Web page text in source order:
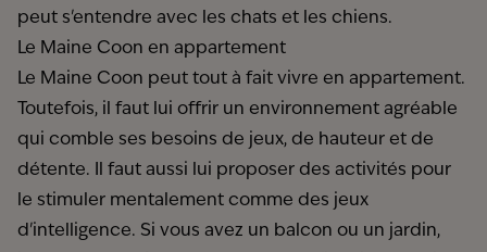
peut s'entendre avec les chats et les chiens.
Le Maine Coon en appartement
Le Maine Coon peut tout à fait vivre en appartement.
Toutefois, il faut lui offrir un environnement agréable
qui comble ses besoins de jeux, de hauteur et de
détente. Il faut aussi lui proposer des activités pour
le stimuler mentalement comme des jeux
d'intelligence. Si vous avez un balcon ou un jardin,